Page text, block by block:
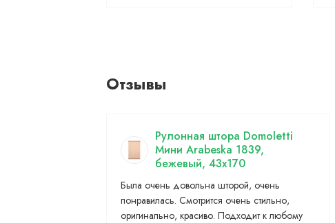
Отзывы
Рулонная штора Domoletti
Мини Arabeska 1839,
бежевый, 43x170
Была очень довольна шторой, очень
понравилась. Смотрится очень стильно,
оригинально, красиво. Подходит к любому